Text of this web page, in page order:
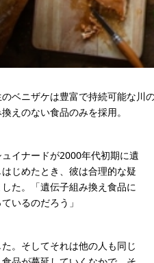
ベニザケは豊富で持続可能な川
えのない食品のみを採用。
イナードが2000年代初期に遺
じめたとき、彼は合理的な疑
た。「遺伝子組み換え食品に
いるのだろう」
。そしてそれは他の人も同じ